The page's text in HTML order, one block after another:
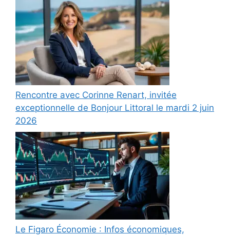
Rencontre avec Corinne Renart, invitée
exceptionnelle de Bonjour Littoral le mardi 2 juin
2026
Le Figaro Économie : Infos économiques,